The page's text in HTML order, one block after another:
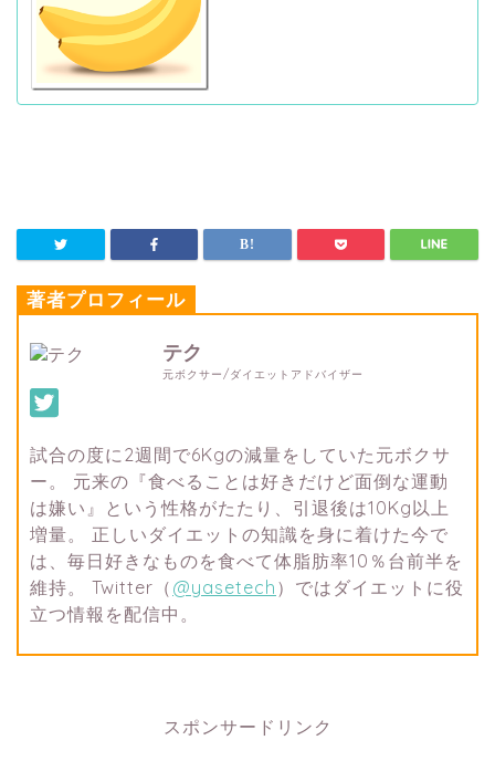
著者プロフィール
テク
元ボクサー/ダイエットアドバイザー
試合の度に2週間で6Kgの減量をしていた元ボクサ
ー。 元来の『食べることは好きだけど面倒な運動
は嫌い』という性格がたたり、引退後は10Kg以上
増量。 正しいダイエットの知識を身に着けた今で
は、毎日好きなものを食べて体脂肪率10％台前半を
維持。 Twitter（ @yasetech ）ではダイエットに役
立つ情報を配信中。
スポンサードリンク